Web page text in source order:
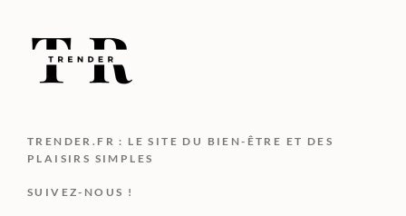
TRENDER.FR : LE SITE DU BIEN-ÊTRE ET DES
PLAISIRS SIMPLES
SUIVEZ-NOUS !